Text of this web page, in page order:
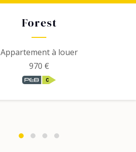
Forest
Appartement à louer
970 €